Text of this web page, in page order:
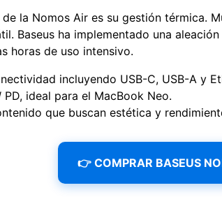
la Nomos Air es su gestión térmica.
Baseus ha implementado una
horas de uso intensivo.
incluyendo USB-C, USB-A y
ideal para el MacBook Neo.
que buscan estética y
👉 COMPRAR BASEUS